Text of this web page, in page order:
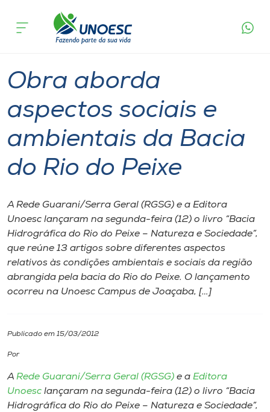
Cursos
Atendimento ao Estudante
Portal de Ensino
A
Internacionalização
I.nova
Diplomados
CPA
acontece
Obra aborda
aspectos sociais e
ambientais da Bacia
do Rio do Peixe
A Rede Guarani/Serra Geral (RGSG) e a Editora
Unoesc lançaram na segunda-feira (12) o livro “Bacia
Hidrográfica do Rio do Peixe – Natureza e Sociedade”,
que reúne 13 artigos sobre diferentes aspectos
relativos às condições ambientais e sociais da região
abrangida pela bacia do Rio do Peixe. O lançamento
ocorreu na Unoesc Campus de Joaçaba, […]
Publicado em 15/03/2012
Por
A Rede Guarani/Serra Geral (RGSG) e a Editora
Unoesc lançaram na segunda-feira (12) o livro “Bacia
Hidrográfica do Rio do Peixe – Natureza e Sociedade”,